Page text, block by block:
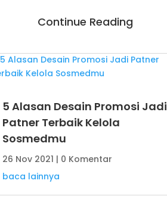
Continue Reading
5 Alasan Desain Promosi Jadi
Patner Terbaik Kelola
Sosmedmu
26 Nov 2021 | 0 Komentar
baca lainnya